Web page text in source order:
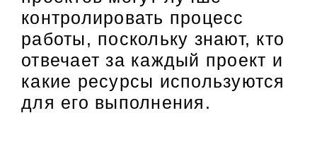
контролировать процесс
работы, поскольку знают, кто
отвечает за каждый проект и
какие ресурсы используются
для его выполнения.